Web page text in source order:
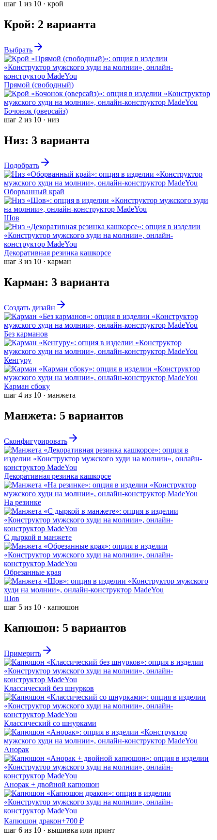
шаг 1 из 10 · крой
Крой: 2 варианта
Выбрать
Прямой (свободный)
Бочонок (оверсайз)
шаг 2 из 10 · низ
Низ: 3 варианта
Подобрать
Оборванный край
Шов
Декоративная резинка кашкорсе
шаг 3 из 10 · карман
Карман: 3 варианта
Создать дизайн
Без карманов
Кенгуру
Карман сбоку
шаг 4 из 10 · манжета
Манжета: 5 вариантов
Сконфигурировать
Декоративная резинка кашкорсе
На резинке
С дыркой в манжете
Обрезанные края
Шов
шаг 5 из 10 · капюшон
Капюшон: 5 вариантов
Примерить
Классический без шнурков
Классический со шнурками
Анорак
Анорак + двойной капюшон
Капюшон дракон+700 ₽
шаг 6 из 10 · вышивка или принт